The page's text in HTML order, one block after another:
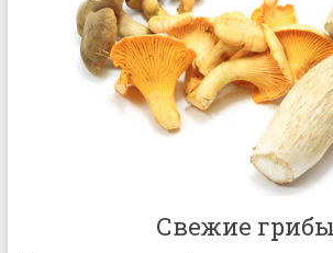
торгуем
лесной
подрост:
импортируем
Свежие грибы